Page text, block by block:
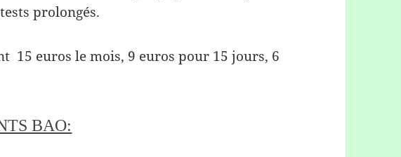
prolongés.
15 euros le mois, 9 euros pour 15 jours, 6
BAO: